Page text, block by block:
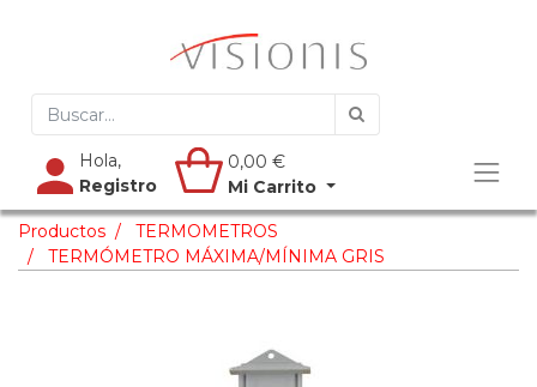
Hola,
Registro
0,00 €
Mi Carrito
Productos
TERMOMETROS
TERMÓMETRO MÁXIMA/MÍNIMA GRIS